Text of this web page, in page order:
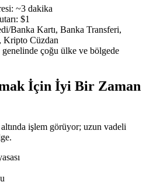
: ~3 dakika
: $1
Banka Kartı, Banka Transferi,
Kripto Cüzdan
çoğu ülke ve bölgede
İçin İyi Bir Zaman
işlem görüyor; uzun vadeli